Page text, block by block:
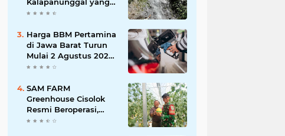
Siap Menjadi Ikon
Kabupaten Sukabumi
Harga BBM Pertamina
di Jawa Barat Turun
Mulai 2 Agustus 2026,
Pertamax Jadi
Daftar Harga Terbaru
SAM FARM
Greenhouse Cisolok
Resmi Beroperasi,
Hadirkan Wisata Petik